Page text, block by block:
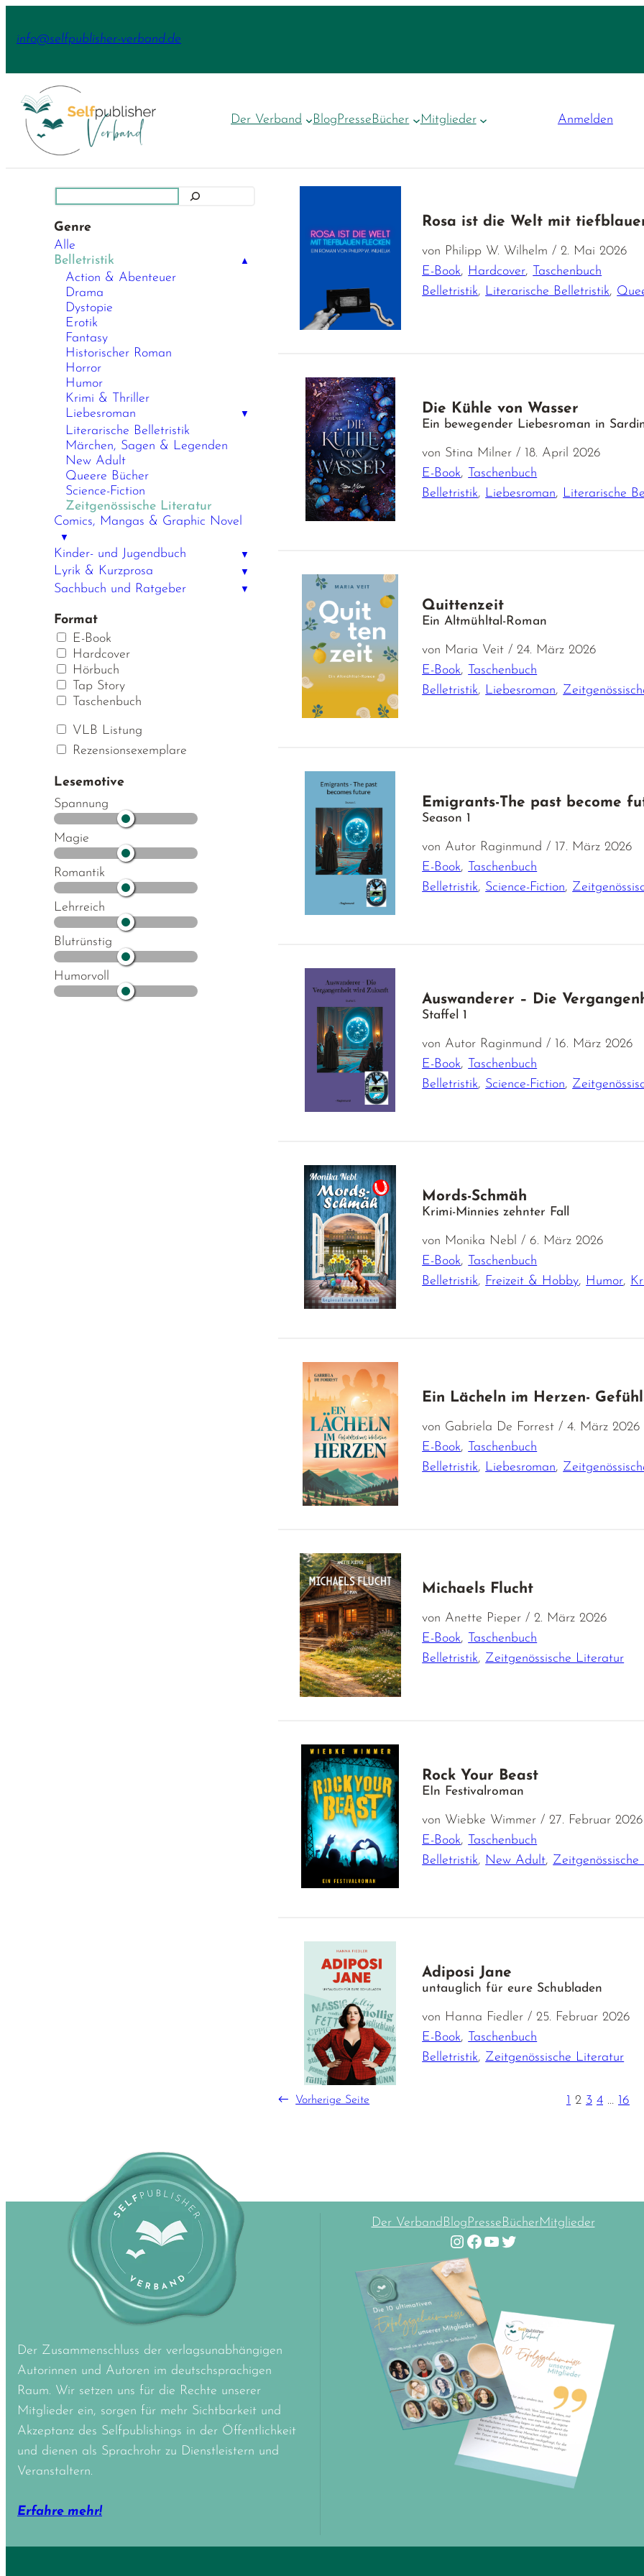
Inhalt
info@selfpublisher-verband.de
Der Verband BlogPresseBücher Mitglieder Anmelden
Genre
Alle
Belletristik
▲
Action & Abenteuer
Drama
Dystopie
Erotik
Fantasy
Historischer Roman
Horror
Humor
Krimi & Thriller
Liebesroman
▼
Literarische Belletristik
Märchen, Sagen & Legenden
New Adult
Queere Bücher
Science-Fiction
Zeitgenössische Literatur
Comics, Mangas & Graphic Novel
▼
Kinder- und Jugendbuch ▼
Lyrik & Kurzprosa ▼
Sachbuch und Ratgeber ▼
Format
E-Book
Hardcover
Hörbuch
Tap Story
Taschenbuch
VLB Listung
Rezensionsexemplare
Lesemotive
Spannung
Magie
Romantik
Lehrreich
Blutrünstig
Humorvoll
Rosa ist die Welt mit
von Philipp W. Wilhelm / 2. Mai 2026
E-Book, Hardcover, Taschenbuch
Belletristik, Literarische Belletristik,
Die Kühle von Wasser
Ein bewegender Liebesroman in
von Stina Milner / 18. April 2026
E-Book,
Taschenbuch
Belletristik, Liebesroman, Literarische
Quittenzeit
Ein Altmühltal-Roman
von Maria Veit / 24. März 2026
E-Book,
Taschenbuch
Belletristik, Liebesroman,
Emigrants-The past become
Season 1
von Autor Raginmund / 17. März 2026
E-Book,
Taschenbuch
Belletristik, Science-Fiction,
Auswanderer – Die
Staffel 1
von Autor Raginmund / 16. März 2026
E-Book,
Taschenbuch
Belletristik, Science-Fiction,
Mords-Schmäh
Krimi-Minnies zehnter Fall
von Monika Nebl / 6. März 2026
E-Book,
Taschenbuch
Belletristik, Freizeit & Hobby, Humor,
Ein Lächeln im Herzen-
von Gabriela De Forrest / 4. März 2026
E-Book, Taschenbuch
Belletristik, Liebesroman,
Michaels Flucht
von Anette Pieper / 2. März 2026
E-Book, Taschenbuch
Belletristik, Zeitgenössische Literatur
Rock Your Beast
EIn Festivalroman
von Wiebke Wimmer / 27. Februar 2026
E-Book,
Taschenbuch
Belletristik, New Adult,
Adiposi Jane
untauglich für eure Schubladen
von Hanna Fiedler / 25. Februar 2026
E-Book,
Taschenbuch
Belletristik, Zeitgenössische Literatur
← Vorherige Seite 1 2 3 4 … 16
Der Zusammenschluss der verlagsunabhängigen
Autorinnen und Autoren im deutschsprachigen
Raum. Wir setzen uns für die Rechte unserer
Mitglieder ein, sorgen für mehr Sichtbarkeit und
Akzeptanz des Selfpublishings in der Öffentlichkeit
und dienen als Sprachrohr zu Dienstleistern und
Veranstaltern.
Erfahre mehr!
Der VerbandBlogPresseBücherMitglieder
Instagram Facebook YouTube Twitter